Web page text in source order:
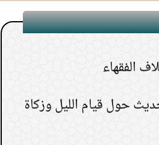
الفقهاء
والحديث حول قيام الليل وزكاة
حوله قبل دفنه.
عدد المشاهدات181496 )